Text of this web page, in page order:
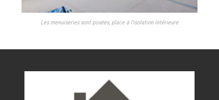
FAQ
Les menuiseries sont posées, place à l’isolation intérieure